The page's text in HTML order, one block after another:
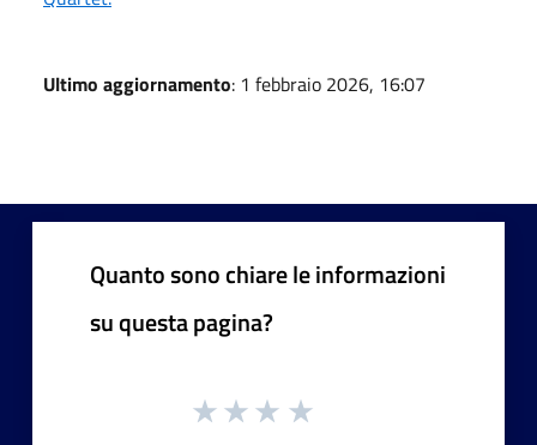
Ultimo aggiornamento: 1 febbraio 2026, 16:07
Quanto sono chiare le informazioni
su questa pagina?